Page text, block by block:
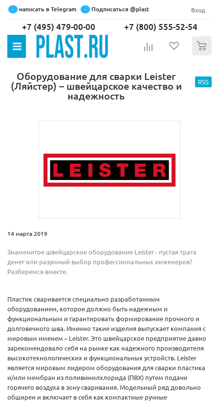
написать в Telegram Подписаться @plast Вход
+7 (495) 479-00-00 +7 (800) 555-52-54
Оборудование для сварки Leister
(Ляйстер) – швейцарское качество и
надежность
RSS
14 марта 2019
Знаменитое швейцарское оборудование Leister - пустая трата
денег или разумный выбор профессиональных инженеров?
Разберемся вместе.
Пластик сваривается специально разработанным
оборудованием, которое должно быть надежным и
функциональным и гарантировать формирование прочного и
долговечного шва. Именно такие изделия выпускает компания с
мировым именем – Leister. Это швейцарское предприятие давно
зарекомендовало себя на рынке как надежного производителя
высокотехнологических и функциональных устройств. Leister
является мировым лидером оборудования для сварки пластика
и/или мембран из поливинилхлорида (ПВХ) путем подачи
горячего воздуха в зону сваривания. Модельный ряд довольно
обширен и включает в себя как компактные ручные